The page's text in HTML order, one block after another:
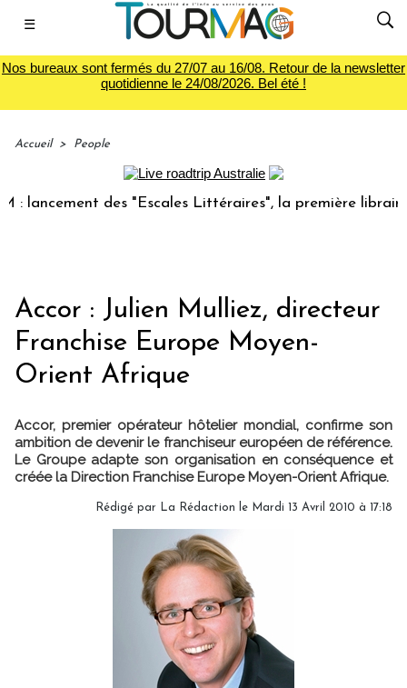
☰
Nos bureaux sont fermés du 27/07 au 16/08. Retour de la newsletter
quotidienne le 24/08/2026. Bel été !
Accueil > People
des "Escales Littéraires", la première librairie du
Accor : Julien Mulliez, directeur
Franchise Europe Moyen-
Orient Afrique
Accor, premier opérateur hôtelier mondial, confirme son
ambition de devenir le franchiseur européen de référence.
Le Groupe adapte son organisation en conséquence et
créée la Direction Franchise Europe Moyen-Orient Afrique.
Rédigé par La Rédaction le Mardi 13 Avril 2010 à 17:18